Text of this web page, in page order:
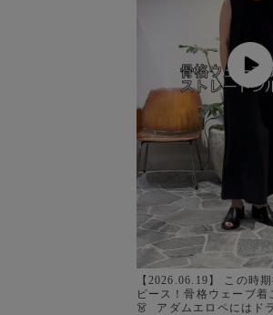
【2026.06.19】 この時
ピース！骨格ウェーブ着
👗 ⁡ アダムエロペにはド